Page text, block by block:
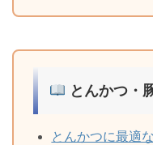
とんかつ・
とんかつに最適